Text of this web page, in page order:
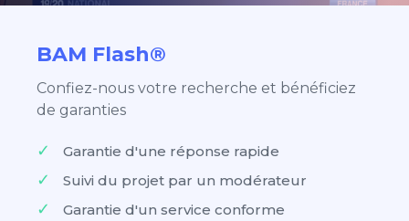
BAM Flash®
Confiez-nous votre recherche et bénéficiez
de garanties
Garantie d'une réponse rapide
Suivi du projet par un modérateur
Garantie d'un service conforme